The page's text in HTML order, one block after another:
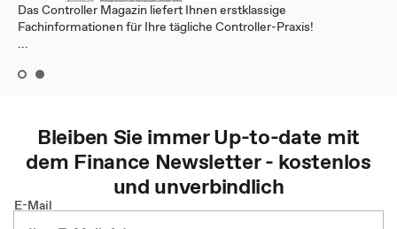
Das Controller Magazin liefert Ihnen erstklassige
Fachinformationen für Ihre tägliche Controller-Praxis!
...
Bleiben Sie immer Up-to-date mit
dem Finance Newsletter - kostenlos
und unverbindlich
E-Mail